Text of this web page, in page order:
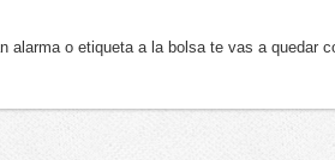
alarma o etiqueta a la bolsa te vas a quedar